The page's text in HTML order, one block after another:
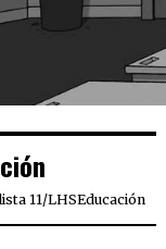
11/LHSEducación